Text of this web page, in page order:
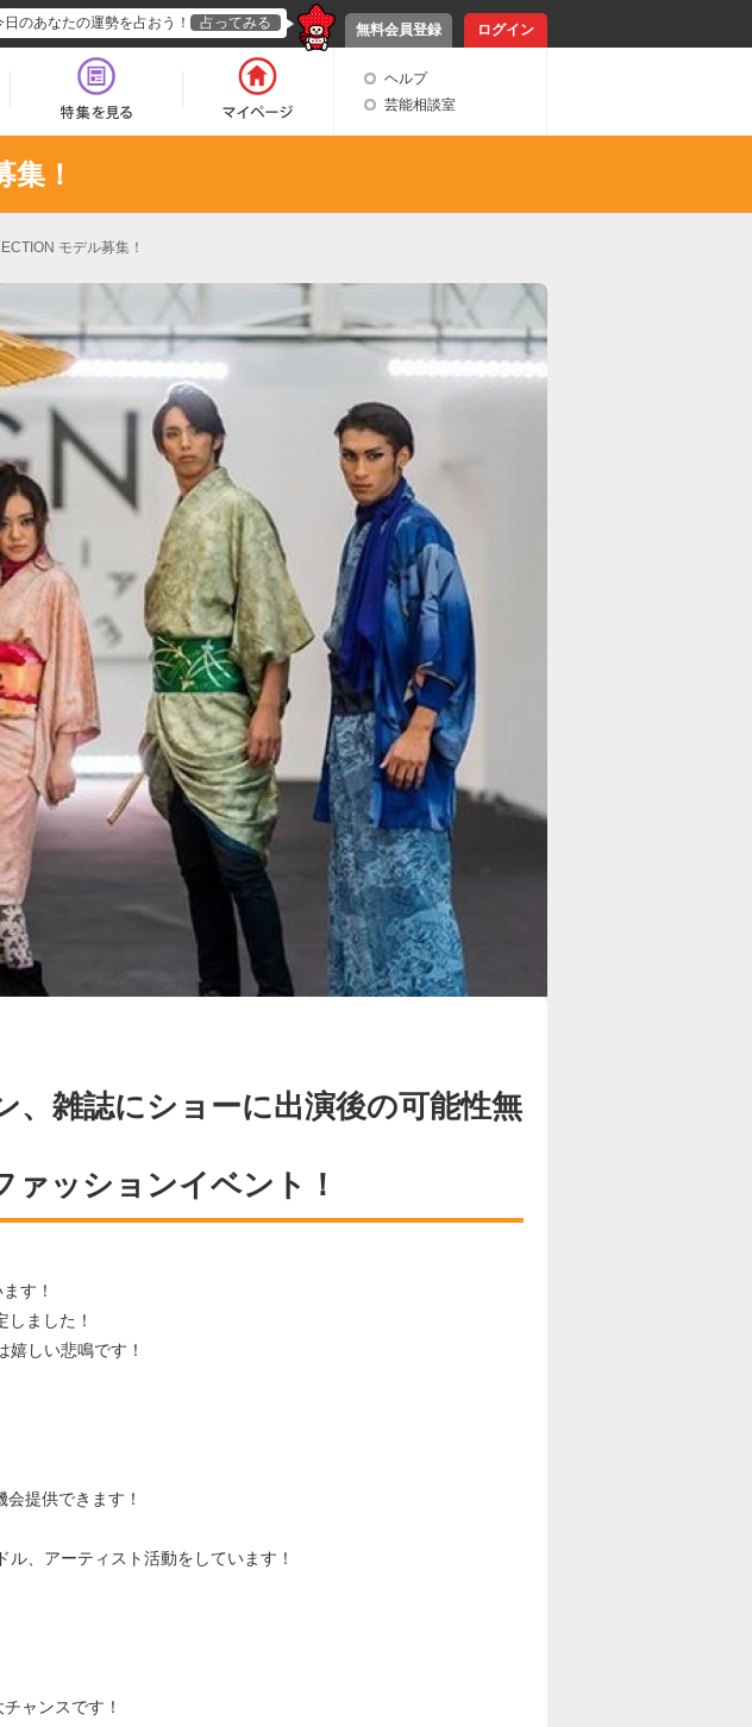
無料会員登録 ログイン
日のあなたの運勢を占おう！ 占ってみる
ヘルプ
芸能相談室
！
モデル募集！
、雑誌にショーに出演後の可能性無
ァッションイベント！
す！
ました！
しい悲鳴です！
提供できます！
、アーティスト活動をしています！
ャンスです！